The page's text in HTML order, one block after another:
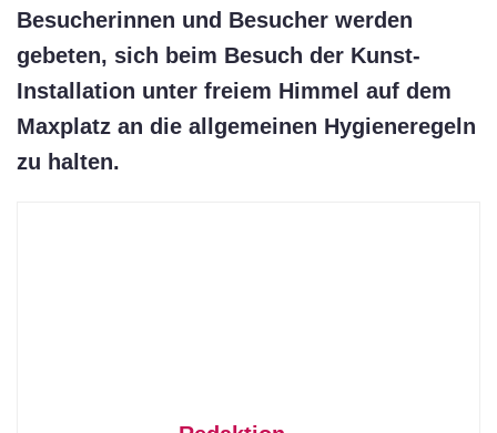
Besucherinnen und Besucher werden
gebeten, sich beim Besuch der Kunst-
Installation unter freiem Himmel auf dem
Maxplatz an die allgemeinen Hygieneregeln
zu halten.